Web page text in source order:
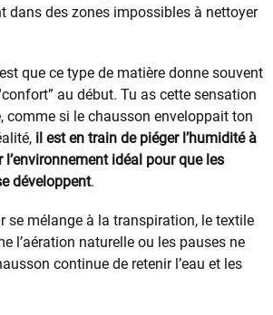
dans des zones impossibles à nettoyer
que ce type de matière donne souvent
au début. Tu as cette sensation
comme si le chausson enveloppait ton
il est en train de piéger l’humidité à
l’environnement idéal pour que les
développent.
se mélange à la transpiration, le textile
l’aération naturelle ou les pauses ne
continue de retenir l’eau et les